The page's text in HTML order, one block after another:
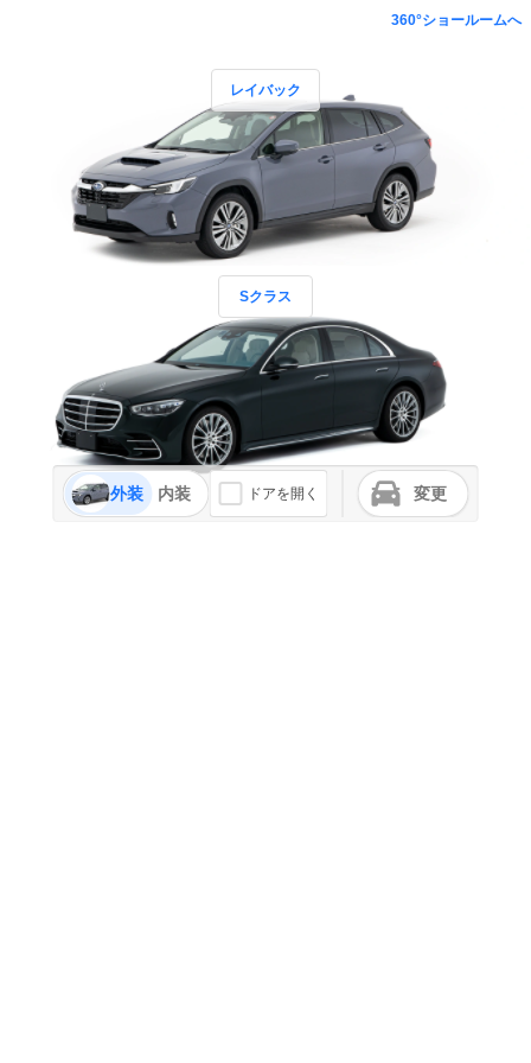
360°ショールームへ
レイバック
Sクラス
外装 内装 ドアを開く 変更